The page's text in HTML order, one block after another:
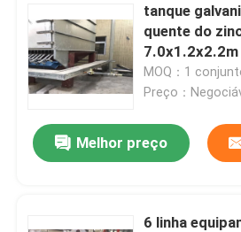
tanque
quente do
7.0x1.2x2.2m
contínua da
MOQ：1
Preço：
Melhor preço
6 linha